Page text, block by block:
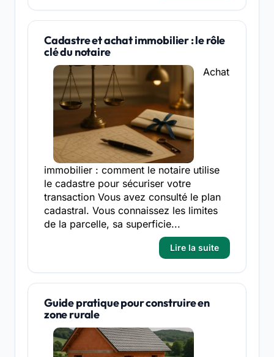
Cadastre et achat immobilier : le rôle
clé du notaire
Achat
immobilier : comment le notaire utilise
le cadastre pour sécuriser votre
transaction Vous avez consulté le plan
cadastral. Vous connaissez les limites
de la parcelle, sa superficie...
Lire la suite
Guide pratique pour construire en
zone rurale